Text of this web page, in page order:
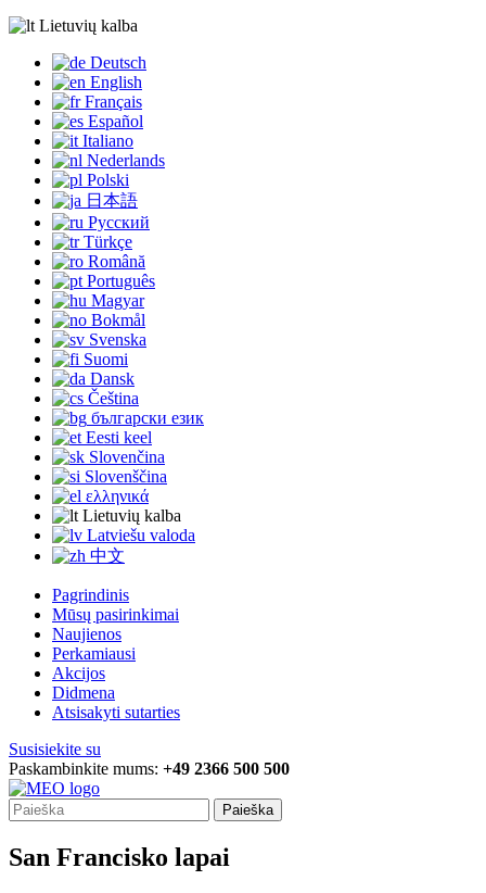
Lietuvių kalba
Deutsch
English
Français
Español
Italiano
Nederlands
Polski
日本語
Русский
Türkçe
Română
Português
Magyar
Bokmål
Svenska
Suomi
Dansk
Čeština
български език
Eesti keel
Slovenčina
Slovenščina
ελληνικά
Lietuvių kalba
Latviešu valoda
中文
Pagrindinis
Mūsų pasirinkimai
Naujienos
Perkamiausi
Akcijos
Didmena
Atsisakyti sutarties
Susisiekite su
Paskambinkite mums: +49 2366 500 500
Paieška
San Francisko lapai